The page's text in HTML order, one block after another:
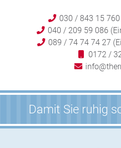
030 / 843 15
040 / 209 59 086
089 / 74 74 74 27
0172 /
Damit Sie ruhig